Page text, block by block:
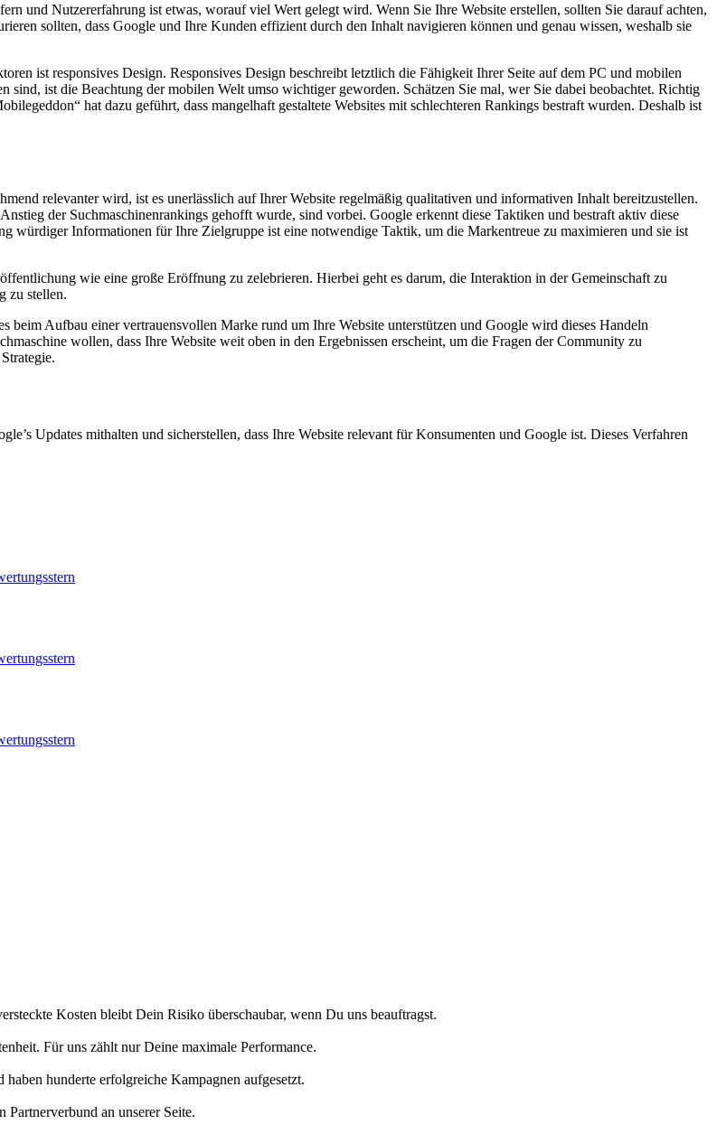
und Nutzererfahrung ist etwas, worauf viel Wert gelegt wird. Wenn Sie Ihre Website erstellen, sollten Sie darauf achten,
sollten, dass Google und Ihre Kunden effizient durch den Inhalt navigieren können und genau wissen, weshalb sie
ist responsives Design. Responsives Design beschreibt letztlich die Fähigkeit Ihrer Seite auf dem PC und mobilen
ist die Beachtung der mobilen Welt umso wichtiger geworden. Schätzen Sie mal, wer Sie dabei beobachtet. Richtig
hat dazu geführt, dass mangelhaft gestaltete Websites mit schlechteren Rankings bestraft wurden. Deshalb ist
relevanter wird, ist es unerlässlich auf Ihrer Website regelmäßig qualitativen und informativen Inhalt bereitzustellen.
der Suchmaschinenrankings gehofft wurde, sind vorbei. Google erkennt diese Taktiken und bestraft aktiv diese
würdiger Informationen für Ihre Zielgruppe ist eine notwendige Taktik, um die Markentreue zu maximieren und sie ist
wie eine große Eröffnung zu zelebrieren. Hierbei geht es darum, die Interaktion in der Gemeinschaft zu
zu stellen.
Aufbau einer vertrauensvollen Marke rund um Ihre Website unterstützen und Google wird dieses Handeln
wollen, dass Ihre Website weit oben in den Ergebnissen erscheint, um die Fragen der Community zu
Updates mithalten und sicherstellen, dass Ihre Website relevant für Konsumenten und Google ist. Dieses Verfahren
Kosten bleibt Dein Risiko überschaubar, wenn Du uns beauftragst.
Für uns zählt nur Deine maximale Performance.
hunderte erfolgreiche Kampagnen aufgesetzt.
an unserer Seite.